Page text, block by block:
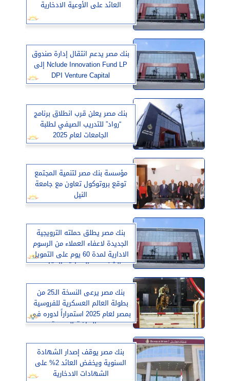
العائد على الأوعية الادخارية
بنك مصر يدعم انتقال إدارة صندوق
Nclude Innovation Fund LP إلى
DPI Venture Capital
بنك مصر يعلن قرب انطلاق برنامج
“رواد” للتدريب الصيفي لطلبة
الجامعات لعام 2025
مؤسسة بنك مصر لتنمية المجتمع
توقع بروتوكول تعاون مع جامعة
النيل
بنك مصر يطلق حملته الترويجية
الجديدة لاعفاء العملاء من الرسوم
الادارية لمدة 60 يوم على التمويل
الشخصي والسيارة والعقاري
بنك مصر يرعى النسخة الـ25 من
بطولة العالم العسكرية للفروسية
بمصر لعام 2025 استمراراً لدوره في
دعم الرياضة المصرية
بنك مصر يوقف إصدار الشهادة
السنوية ويخفض العائد 2% على
الشهادات الادخارية